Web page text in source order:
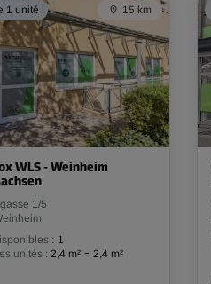
1 unité 15 km
WLS - Weinheim
1/5
: 1
unités : 2,4 m² - 2,4 m²